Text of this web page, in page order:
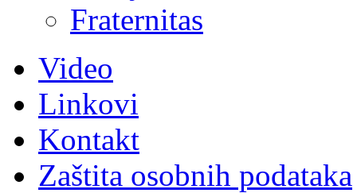
Fraternitas
Video
Linkovi
Kontakt
Zaštita osobnih podataka